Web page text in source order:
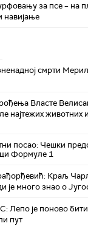
за псе – на
навијање
смрти
Власте
најтежих
посао: Чешки
Формуле 1
Краљ
је много знао о
Лепо је поново
пут